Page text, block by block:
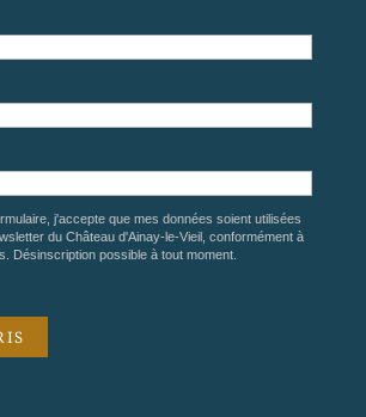
j'accepte que mes données soient utilisées
du Château d'Ainay-le-Vieil, conformément à
. Désinscription possible à tout moment.